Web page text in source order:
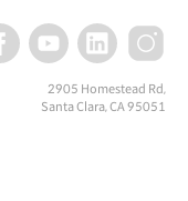
2905 Homestead Rd,
Santa Clara, CA 95051